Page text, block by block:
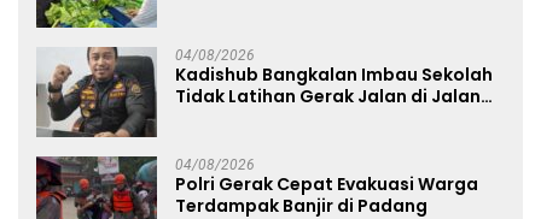
04/08/2026
Kadishub Bangkalan Imbau Sekolah
Tidak Latihan Gerak Jalan di Jalan
04/08/2026
Polri Gerak Cepat Evakuasi Warga
Terdampak Banjir di Padang